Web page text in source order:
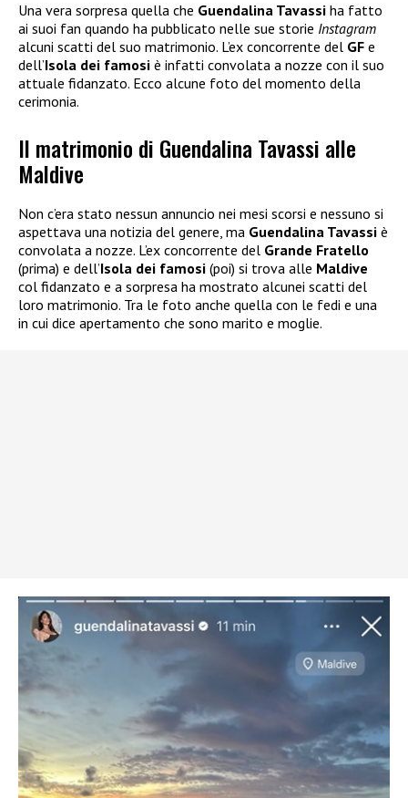
Una vera sorpresa quella che Guendalina Tavassi ha fatto
ai suoi fan quando ha pubblicato nelle sue storie Instagram
alcuni scatti del suo matrimonio. L’ex concorrente del GF e
dell’Isola dei famosi è infatti convolata a nozze con il suo
attuale fidanzato. Ecco alcune foto del momento della
cerimonia.
Il matrimonio di Guendalina Tavassi alle
Maldive
Non c’era stato nessun annuncio nei mesi scorsi e nessuno si
aspettava una notizia del genere, ma Guendalina Tavassi è
convolata a nozze. L’ex concorrente del Grande Fratello
(prima) e dell’Isola dei famosi (poi) si trova alle Maldive
col fidanzato e a sorpresa ha mostrato alcunei scatti del
loro matrimonio. Tra le foto anche quella con le fedi e una
in cui dice apertamento che sono marito e moglie.